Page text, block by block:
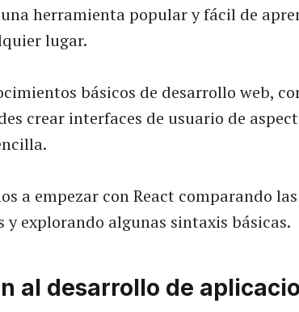
una herramienta popular y fácil de
lugar.
básicos de desarrollo web,
crear interfaces de usuario de
a empezar con React comparando
explorando algunas sintaxis básicas.
al desarrollo de